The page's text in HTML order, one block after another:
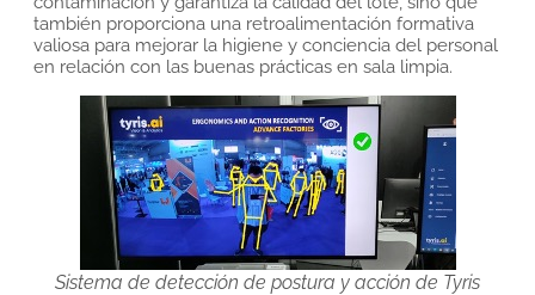
también proporciona una retroalimentación formativa
valiosa para mejorar la higiene y conciencia del personal
en relación con las buenas prácticas en sala limpia.
Sistema de detección de postura y acción de Tyris